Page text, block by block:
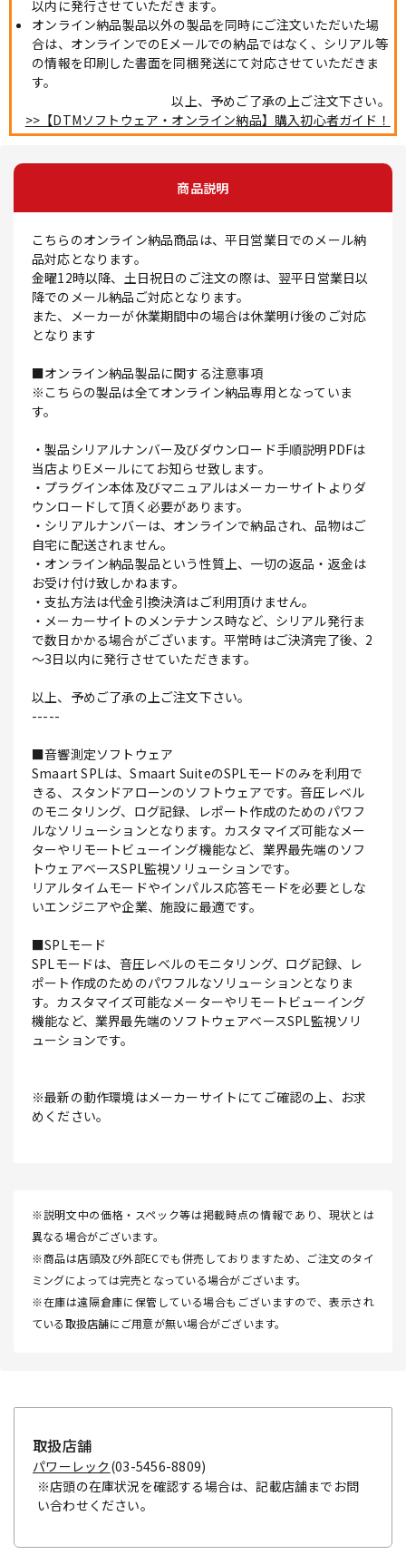
以内に発行させていただきます。
オンライン納品製品以外の製品を同時にご注文いただいた場
合は、オンラインでのEメールでの納品ではなく、シリアル等
の情報を印刷した書面を同梱発送にて対応させていただきま
す。
以上、予めご了承の上ご注文下さい。
>>【DTMソフトウェア・オンライン納品】購入初心者ガイド！
商品説明
こちらのオンライン納品商品は、平日営業日でのメール納
品対応となります。
金曜12時以降、土日祝日のご注文の際は、翌平日営業日以
降でのメール納品ご対応となります。
また、メーカーが休業期間中の場合は休業明け後のご対応
となります
■オンライン納品製品に関する注意事項
※こちらの製品は全てオンライン納品専用となっていま
す。
・製品シリアルナンバー及びダウンロード手順説明PDFは
当店よりEメールにてお知らせ致します。
・プラグイン本体及びマニュアルはメーカーサイトよりダ
ウンロードして頂く必要があります。
・シリアルナンバーは、オンラインで納品され、品物はご
自宅に配送されません。
・オンライン納品製品という性質上、一切の返品・返金は
お受け付け致しかねます。
・支払方法は代金引換決済はご利用頂けません。
・メーカーサイトのメンテナンス時など、シリアル発行ま
で数日かかる場合がございます。平常時はご決済完了後、2
～3日以内に発行させていただきます。
以上、予めご了承の上ご注文下さい。
-----
■音響測定ソフトウェア
Smaart SPLは、Smaart SuiteのSPLモードのみを利用で
きる、スタンドアローンのソフトウェアです。音圧レベル
のモニタリング、ログ記録、レポート作成のためのパワフ
ルなソリューションとなります。カスタマイズ可能なメー
ターやリモートビューイング機能など、業界最先端のソフ
トウェアベースSPL監視ソリューションです。
リアルタイムモードやインパルス応答モードを必要としな
いエンジニアや企業、施設に最適です。
■SPLモード
SPLモードは、音圧レベルのモニタリング、ログ記録、レ
ポート作成のためのパワフルなソリューションとなりま
す。カスタマイズ可能なメーターやリモートビューイング
機能など、業界最先端のソフトウェアベースSPL監視ソリ
ューションです。
※最新の動作環境はメーカーサイトにてご確認の上、お求
めください。
※説明文中の価格・スペック等は掲載時点の情報であり、現状とは
異なる場合がございます。
※商品は店頭及び外部ECでも併売しておりますため、ご注文のタイ
ミングによっては完売となっている場合がございます。
※在庫は遠隔倉庫に保管している場合もございますので、表示され
ている取扱店舗にご用意が無い場合がございます。
取扱店舗
パワーレック (03-5456-8809)
※店頭の在庫状況を確認する場合は、記載店舗までお問
い合わせください。